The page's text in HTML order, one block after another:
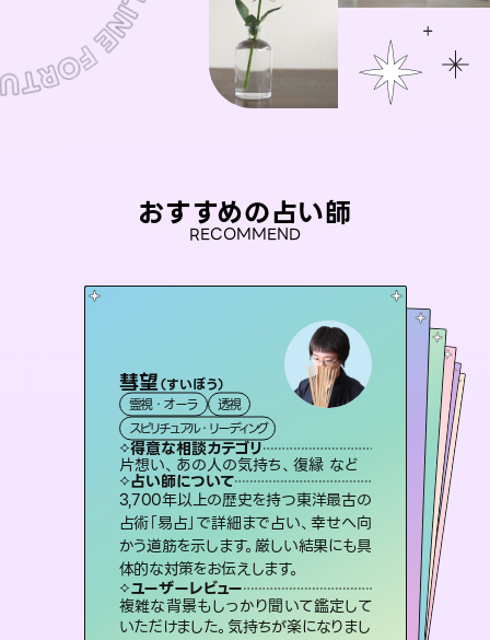
おすすめの占い師
RECOMMEND
彗望（すいぼう）
霊視・オーラ
透視
スピリチュアル・リーディング
得意な相談カテゴリ
片想い、あの人の気持ち、復縁 など
占い師について
3,700年以上の歴史を持つ東洋最古の
占術「易占」で詳細まで占い、幸せへ向
かう道筋を示します。厳しい結果にも具
体的な対策をお伝えします。
ユーザーレビュー
複雑な背景もしっかり聞いて鑑定して
いただけました。気持ちが楽になりまし
未来視師＊花
霊視・オーラ 心理学
スピリチュアル・リーディング
得意な相談カテゴリ
出逢い、片想い、復縁 など
占い師について
未来には何パターンもの選択肢があり
ます。不安で視えにくくなっているあな
たの素敵な未来を見つけ、その未来を
選択できるようアドバイスします。
ユーザーレビュー
職場の人の性質や人間関係、本心など
本当によく視えていてびっくり。対策が
セラピスト理恵
霊視・オーラ
スピリチュアル・リーディング
得意な相談カテゴリ
片想い、二人の未来、年の差 など
占い師について
連絡再開、復縁、成就などの報告実績
多数。セラピストとして2万超の施術経
験があるからこそできる鑑定で、より良
い未来をサポートします。
ユーザーレビュー
とても心温まる鑑定でした。しかもこち
らは何も言っていないのに視えていらっ
しゃるんだなと驚きです（30代女性）
桃源珠羽 とうげんみう
霊視・オーラ
スピリチュアル・リーディング
得意な相談カテゴリ
片想い、あの人の気持ち、復縁 など
占い師について
恋愛のお悩みの中でも特に「曖昧な関係」の相談を得意としており、友達以上恋人未満なお相手との今後や本音を丁寧に読み解き恋愛成就へと導きます。
ユーザーレビュー
鑑定していただいてアドバイス通りに行
動すると仲が復活してきました。ありが
とうございました（40代 女性）
アイリス -iris-
西洋占星術
ルーン
得意な相談カテゴリ
恋愛総合、片想い、二人の未来 など
占い師について
復縁、恋愛、不倫の行方、同性愛や片
思い、仕事関係や借金問題まで知りた
いことや心の負担になっていることを
紐解き、背中をそっと押して導きます。
ユーザーレビュー
安心感のあり、言い切ってくれる所や濁
さない鑑定のおかげで、毎回自分の気
持ちを整えられます（30代 男性）
おう 霊感オラクル
霊視・オーラ
オラクルカード
得意な相談カテゴリ
恋愛総合、あの人の気持ち など
占い師について
霊視×オラクルカードを使って「今」と
「未来」そして「気になるあの人の気持
ち」まで丁寧に読み解き、恋や人生のヒ
ントを優しく引き出します。
ユーザーレビュー
不安な気持ちが嘘みたいに晴れまし
た…！よく視えていらっしゃるんだなと
感じました（40代 女性）